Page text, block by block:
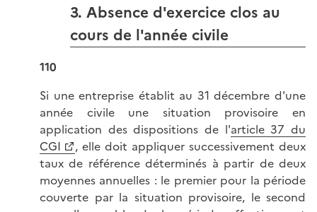
3. Absence d'exercice clos au
cours de l'année civile
110
Si une entreprise établit au 31 décembre d'une
année civile une situation provisoire en
application des dispositions de l'article 37 du
CGI
, elle doit appliquer successivement deux
taux de référence déterminés à partir de deux
moyennes annuelles : le premier pour la période
couverte par la situation provisoire, le second